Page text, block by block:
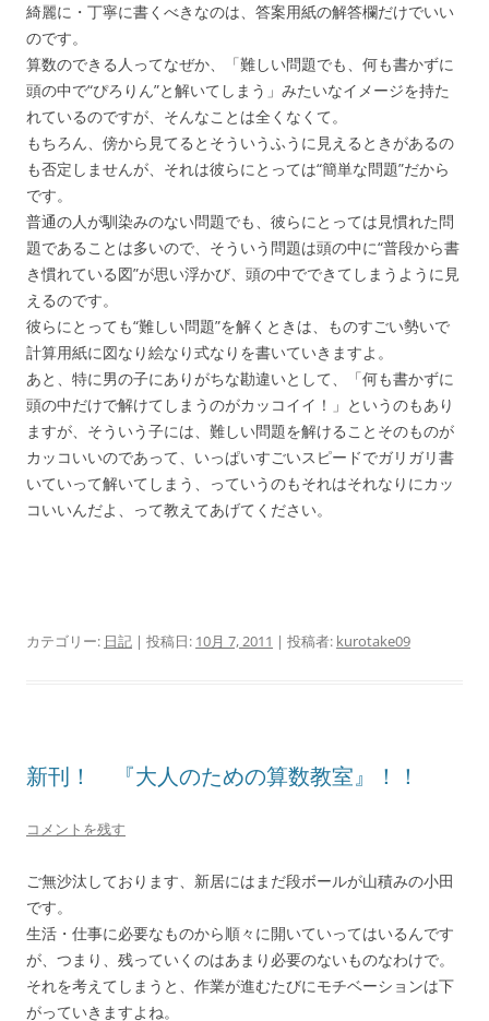
綺麗に・丁寧に書くべきなのは、答案用紙の解答欄だけでいい
のです。
算数のできる人ってなぜか、「難しい問題でも、何も書かずに
頭の中で“ぴろりん”と解いてしまう」みたいなイメージを持た
れているのですが、そんなことは全くなくて。
もちろん、傍から見てるとそういうふうに見えるときがあるの
も否定しませんが、それは彼らにとっては“簡単な問題”だから
です。
普通の人が馴染みのない問題でも、彼らにとっては見慣れた問
題であることは多いので、そういう問題は頭の中に“普段から書
き慣れている図”が思い浮かび、頭の中でできてしまうように見
えるのです。
彼らにとっても“難しい問題”を解くときは、ものすごい勢いで
計算用紙に図なり絵なり式なりを書いていきますよ。
あと、特に男の子にありがちな勘違いとして、「何も書かずに
頭の中だけで解けてしまうのがカッコイイ！」というのもあり
ますが、そういう子には、難しい問題を解けることそのものが
カッコいいのであって、いっぱいすごいスピードでガリガリ書
いていって解いてしまう、っていうのもそれはそれなりにカッ
コいいんだよ、って教えてあげてください。
カテゴリー: 日記 | 投稿日: 10月 7, 2011 | 投稿者: kurotake09
新刊！ 『大人のための算数教室』！！
コメントを残す
ご無沙汰しております、新居にはまだ段ボールが山積みの小田
です。
生活・仕事に必要なものから順々に開いていってはいるんです
が、つまり、残っていくのはあまり必要のないものなわけで。
それを考えてしまうと、作業が進むたびにモチベーションは下
がっていきますよね。